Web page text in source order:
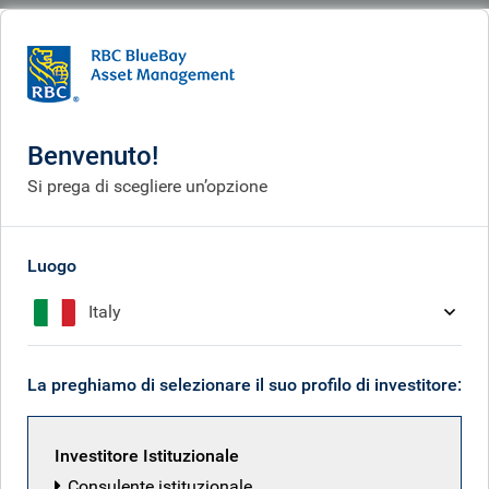
What we do
L'emergente ordine
mondiale multipolare
Benvenuto!
Si prega di scegliere un’opzione
Luogo
Italy
La preghiamo di selezionare il suo profilo di investitore:
Investitore Istituzionale